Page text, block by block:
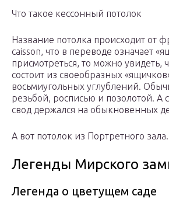
Что такое кессонный потолок
Название потолка происходит от
caisson, что в переводе означает
присмотреться, то можно увидеть,
состоит из своеобразных
восьмиугольных углублений.
резьбой, росписью и позолотой. А
свод держался на обыкновенных
А вот потолок из Портретного зала.
Легенды Мирского
Легенда о цветущем саде